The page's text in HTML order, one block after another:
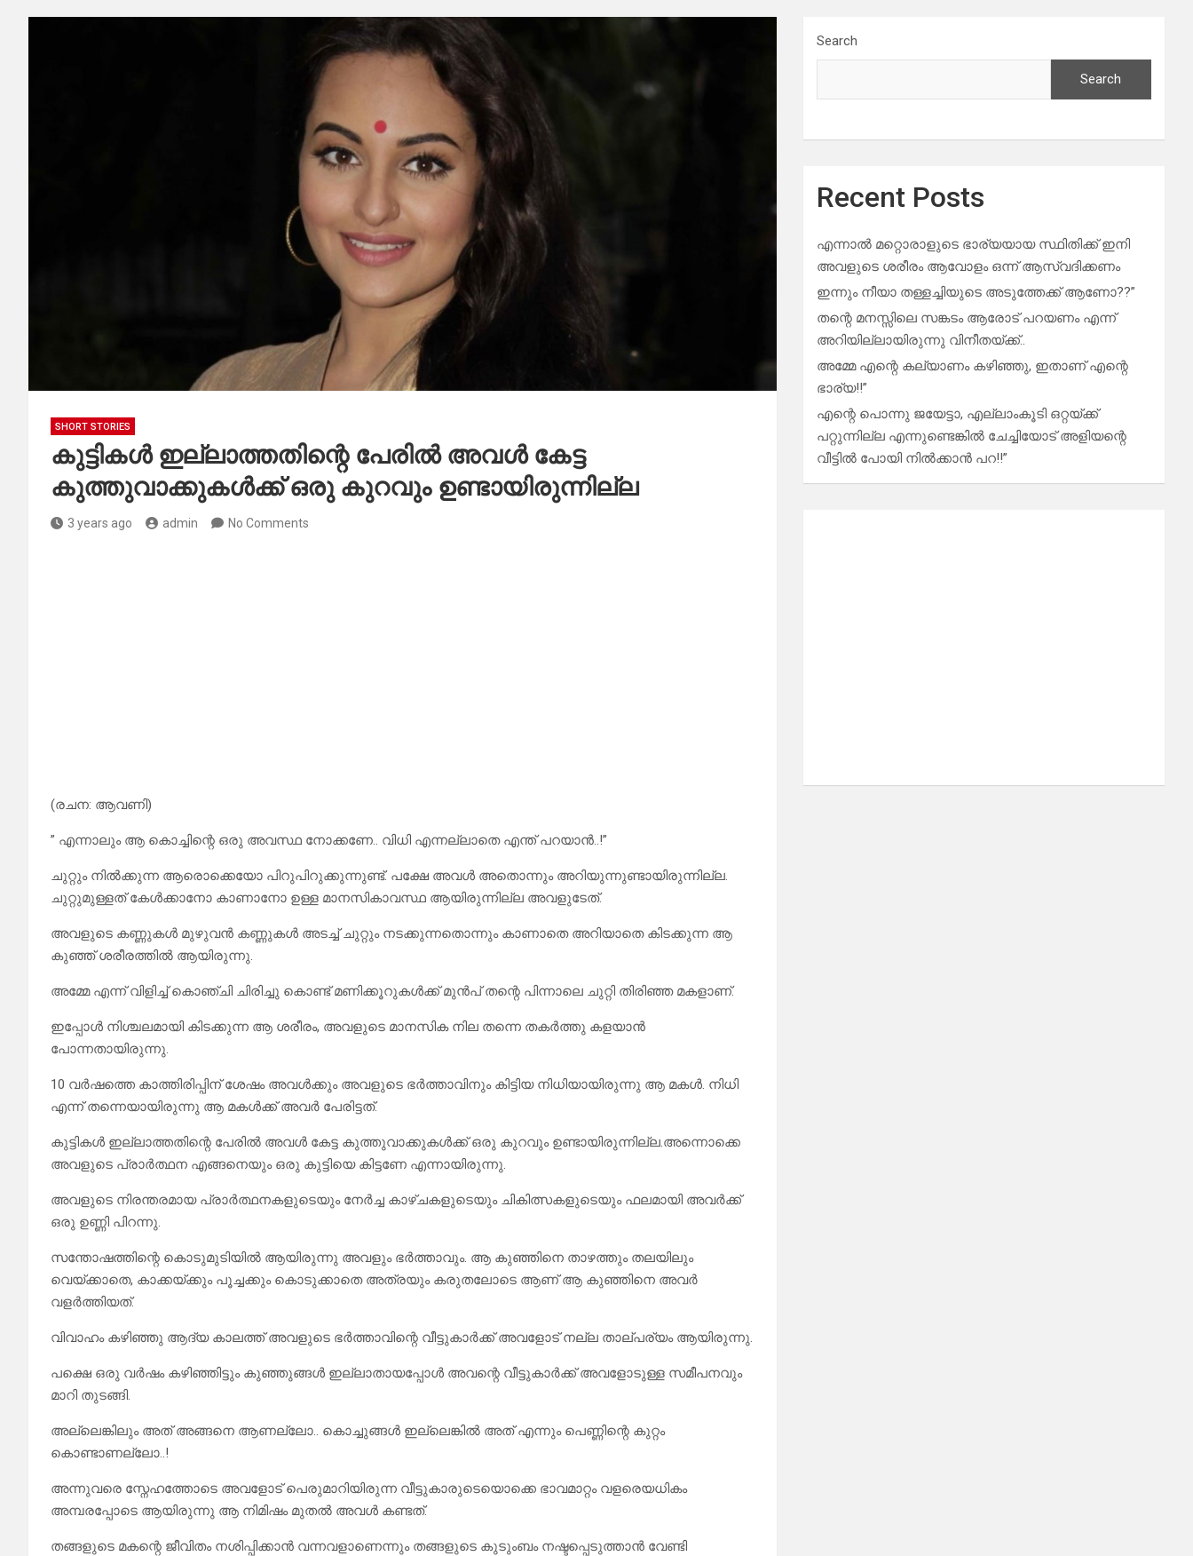
SHORT STORIES
കുട്ടികൾ ഇല്ലാത്തതിന്റെ പേരിൽ അവൾ കേട്ട
കുത്തുവാക്കുകൾക്ക് ഒരു കുറവും ഉണ്ടായിരുന്നില്ല
3 years ago admin No Comments
(രചന: ആവണി)
” എന്നാലും ആ കൊച്ചിന്റെ ഒരു അവസ്ഥ നോക്കണേ.. വിധി എന്നല്ലാതെ എന്ത് പറയാൻ..!”
ചുറ്റും നിൽക്കുന്ന ആരൊക്കെയോ പിറുപിറുക്കുന്നുണ്ട്. പക്ഷേ അവൾ അതൊന്നും അറിയുന്നുണ്ടായിരുന്നില്ല.
ചുറ്റുമുള്ളത് കേൾക്കാനോ കാണാനോ ഉള്ള മാനസികാവസ്ഥ ആയിരുന്നില്ല അവളുടേത്.
അവളുടെ കണ്ണുകൾ മുഴുവൻ കണ്ണുകൾ അടച്ച് ചുറ്റും നടക്കുന്നതൊന്നും കാണാതെ അറിയാതെ കിടക്കുന്ന ആ
കുഞ്ഞ് ശരീരത്തിൽ ആയിരുന്നു.
അമ്മേ എന്ന് വിളിച്ച് കൊഞ്ചി ചിരിച്ചു കൊണ്ട് മണിക്കൂറുകൾക്ക് മുൻപ് തന്റെ പിന്നാലെ ചുറ്റി തിരിഞ്ഞ മകളാണ്.
ഇപ്പോൾ നിശ്ചലമായി കിടക്കുന്ന ആ ശരീരം, അവളുടെ മാനസിക നില തന്നെ തകർത്തു കളയാൻ
പോന്നതായിരുന്നു.
10 വർഷത്തെ കാത്തിരിപ്പിന് ശേഷം അവൾക്കും അവളുടെ ഭർത്താവിനും കിട്ടിയ നിധിയായിരുന്നു ആ മകൾ. നിധി
എന്ന് തന്നെയായിരുന്നു ആ മകൾക്ക് അവർ പേരിട്ടത്.
കുട്ടികൾ ഇല്ലാത്തതിന്റെ പേരിൽ അവൾ കേട്ട കുത്തുവാക്കുകൾക്ക് ഒരു കുറവും ഉണ്ടായിരുന്നില്ല.അന്നൊക്കെ
അവളുടെ പ്രാർത്ഥന എങ്ങനെയും ഒരു കുട്ടിയെ കിട്ടണേ എന്നായിരുന്നു.
അവളുടെ നിരന്തരമായ പ്രാർത്ഥനകളുടെയും നേർച്ച കാഴ്ചകളുടെയും ചികിത്സകളുടെയും ഫലമായി അവർക്ക്
ഒരു ഉണ്ണി പിറന്നു.
സന്തോഷത്തിന്റെ കൊടുമുടിയിൽ ആയിരുന്നു അവളും ഭർത്താവും. ആ കുഞ്ഞിനെ താഴത്തും തലയിലും
വെയ്ക്കാതെ, കാക്കയ്ക്കും പൂച്ചക്കും കൊടുക്കാതെ അത്രയും കരുതലോടെ ആണ് ആ കുഞ്ഞിനെ അവർ
വളർത്തിയത്.
വിവാഹം കഴിഞ്ഞു ആദ്യ കാലത്ത് അവളുടെ ഭർത്താവിന്റെ വീട്ടുകാർക്ക് അവളോട് നല്ല താല്പര്യം ആയിരുന്നു.
പക്ഷെ ഒരു വർഷം കഴിഞ്ഞിട്ടും കുഞ്ഞുങ്ങൾ ഇല്ലാതായപ്പോൾ അവന്റെ വീട്ടുകാർക്ക് അവളോടുള്ള സമീപനവും
മാറി തുടങ്ങി.
അല്ലെങ്കിലും അത് അങ്ങനെ ആണല്ലോ.. കൊച്ചുങ്ങൾ ഇല്ലെങ്കിൽ അത് എന്നും പെണ്ണിന്റെ കുറ്റം
കൊണ്ടാണല്ലോ..!
അന്നുവരെ സ്നേഹത്തോടെ അവളോട് പെരുമാറിയിരുന്ന വീട്ടുകാരുടെയൊക്കെ ഭാവമാറ്റം വളരെയധികം
അമ്പരപ്പോടെ ആയിരുന്നു ആ നിമിഷം മുതൽ അവൾ കണ്ടത്.
തങ്ങളുടെ മകന്റെ ജീവിതം നശിപ്പിക്കാൻ വന്നവളാണെന്നും തങ്ങളുടെ കുടുംബം നഷ്ടപ്പെടുത്താൻ വേണ്ടി
Search
Search
Recent Posts
എന്നാൽ മറ്റൊരാളുടെ ഭാര്യയായ സ്ഥിതിക്ക് ഇനി
അവളുടെ ശരീരം ആവോളം ഒന്ന് ആസ്വദിക്കണം
ഇന്നും നീയാ തള്ളച്ചിയുടെ അടുത്തേക്ക് ആണോ??”
തന്റെ മനസ്സിലെ സങ്കടം ആരോട് പറയണം എന്ന്
അറിയില്ലായിരുന്നു വിനീതയ്ക്ക്..
അമ്മേ എന്റെ കല്യാണം കഴിഞ്ഞു, ഇതാണ് എന്റെ
ഭാര്യ!!”
എന്റെ പൊന്നു ജയേട്ടാ, എല്ലാംകൂടി ഒറ്റയ്ക്ക്
പറ്റുന്നില്ല എന്നുണ്ടെങ്കിൽ ചേച്ചിയോട് അളിയന്റെ
വീട്ടിൽ പോയി നിൽക്കാൻ പറ!!”